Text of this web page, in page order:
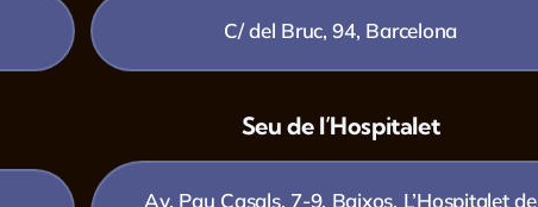
C/ del Bruc, 94, Barcelona
Seu de l’Hospitalet
Av. Pau Casals, 7-9, Baixos, L’Hospitalet de